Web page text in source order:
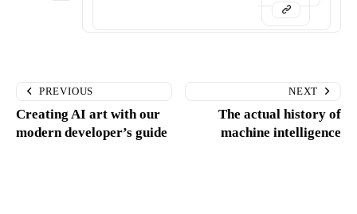
PREVIOUS
Creating AI art with our
modern developer’s guide
NEXT
The actual history of
machine intelligence